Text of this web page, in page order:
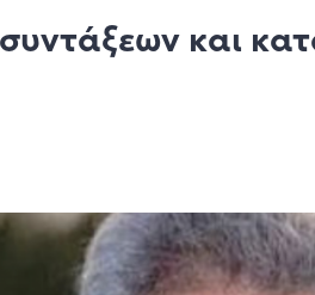
και